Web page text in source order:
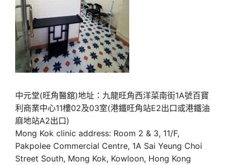
中元堂(旺角醫舘)地址：九龍旺角西洋菜南街1A號百寶
利商業中心11樓02及03室(港鐵旺角站E2出口或港鐵油
麻地站A2出口)
Mong Kok clinic address: Room 2 & 3, 11/F,
Pakpolee Commercial Centre, 1A Sai Yeung Choi
Street South, Mong Kok, Kowloon, Hong Kong